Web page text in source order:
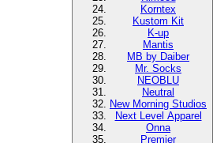
Korntex
Kustom Kit
K-up
Mantis
MB by Daiber
Mr. Socks
NEOBLU
Neutral
New Morning Studios
Next Level Apparel
Onna
Premier